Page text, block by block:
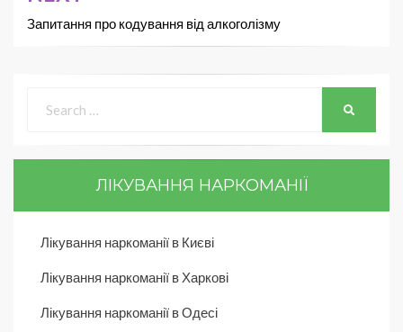
Запитання про кодування від алкоголізму
ЛІКУВАННЯ НАРКОМАНІЇ
Лікування наркоманії в Києві
Лікування наркоманії в Харкові
Лікування наркоманії в Одесі